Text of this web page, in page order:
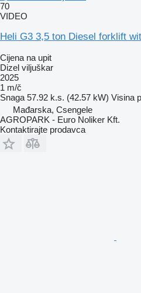
70
VIDEO
Heli G3 3,5 ton Diesel forklift
Cijena na upit
Dizel viljuškar
2025
1 m/č
Snaga 57.92 k.s. (42.57 kW) Visina
Mađarska, Csengele
AGROPARK - Euro Noliker Kft.
Kontaktirajte prodavca